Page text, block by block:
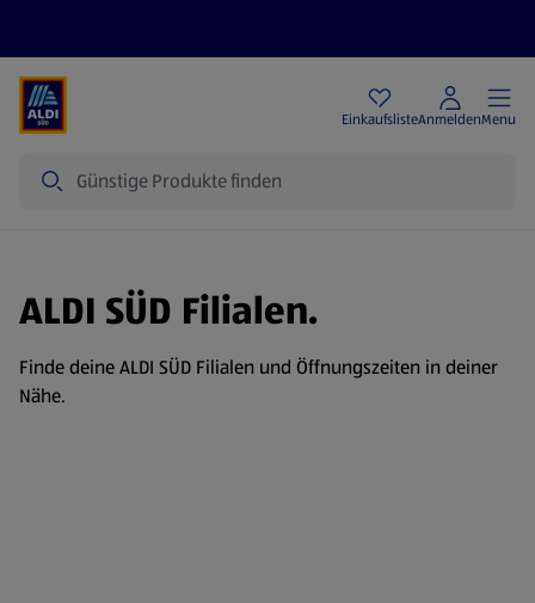
EinkaufslisteAnmeldenMenu
ALDI SÜD Filialen.
Finde deine ALDI SÜD Filialen und Öffnungszeiten in deiner
Nähe.